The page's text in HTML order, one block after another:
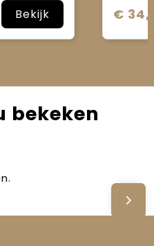
Bekijk €
bekeken